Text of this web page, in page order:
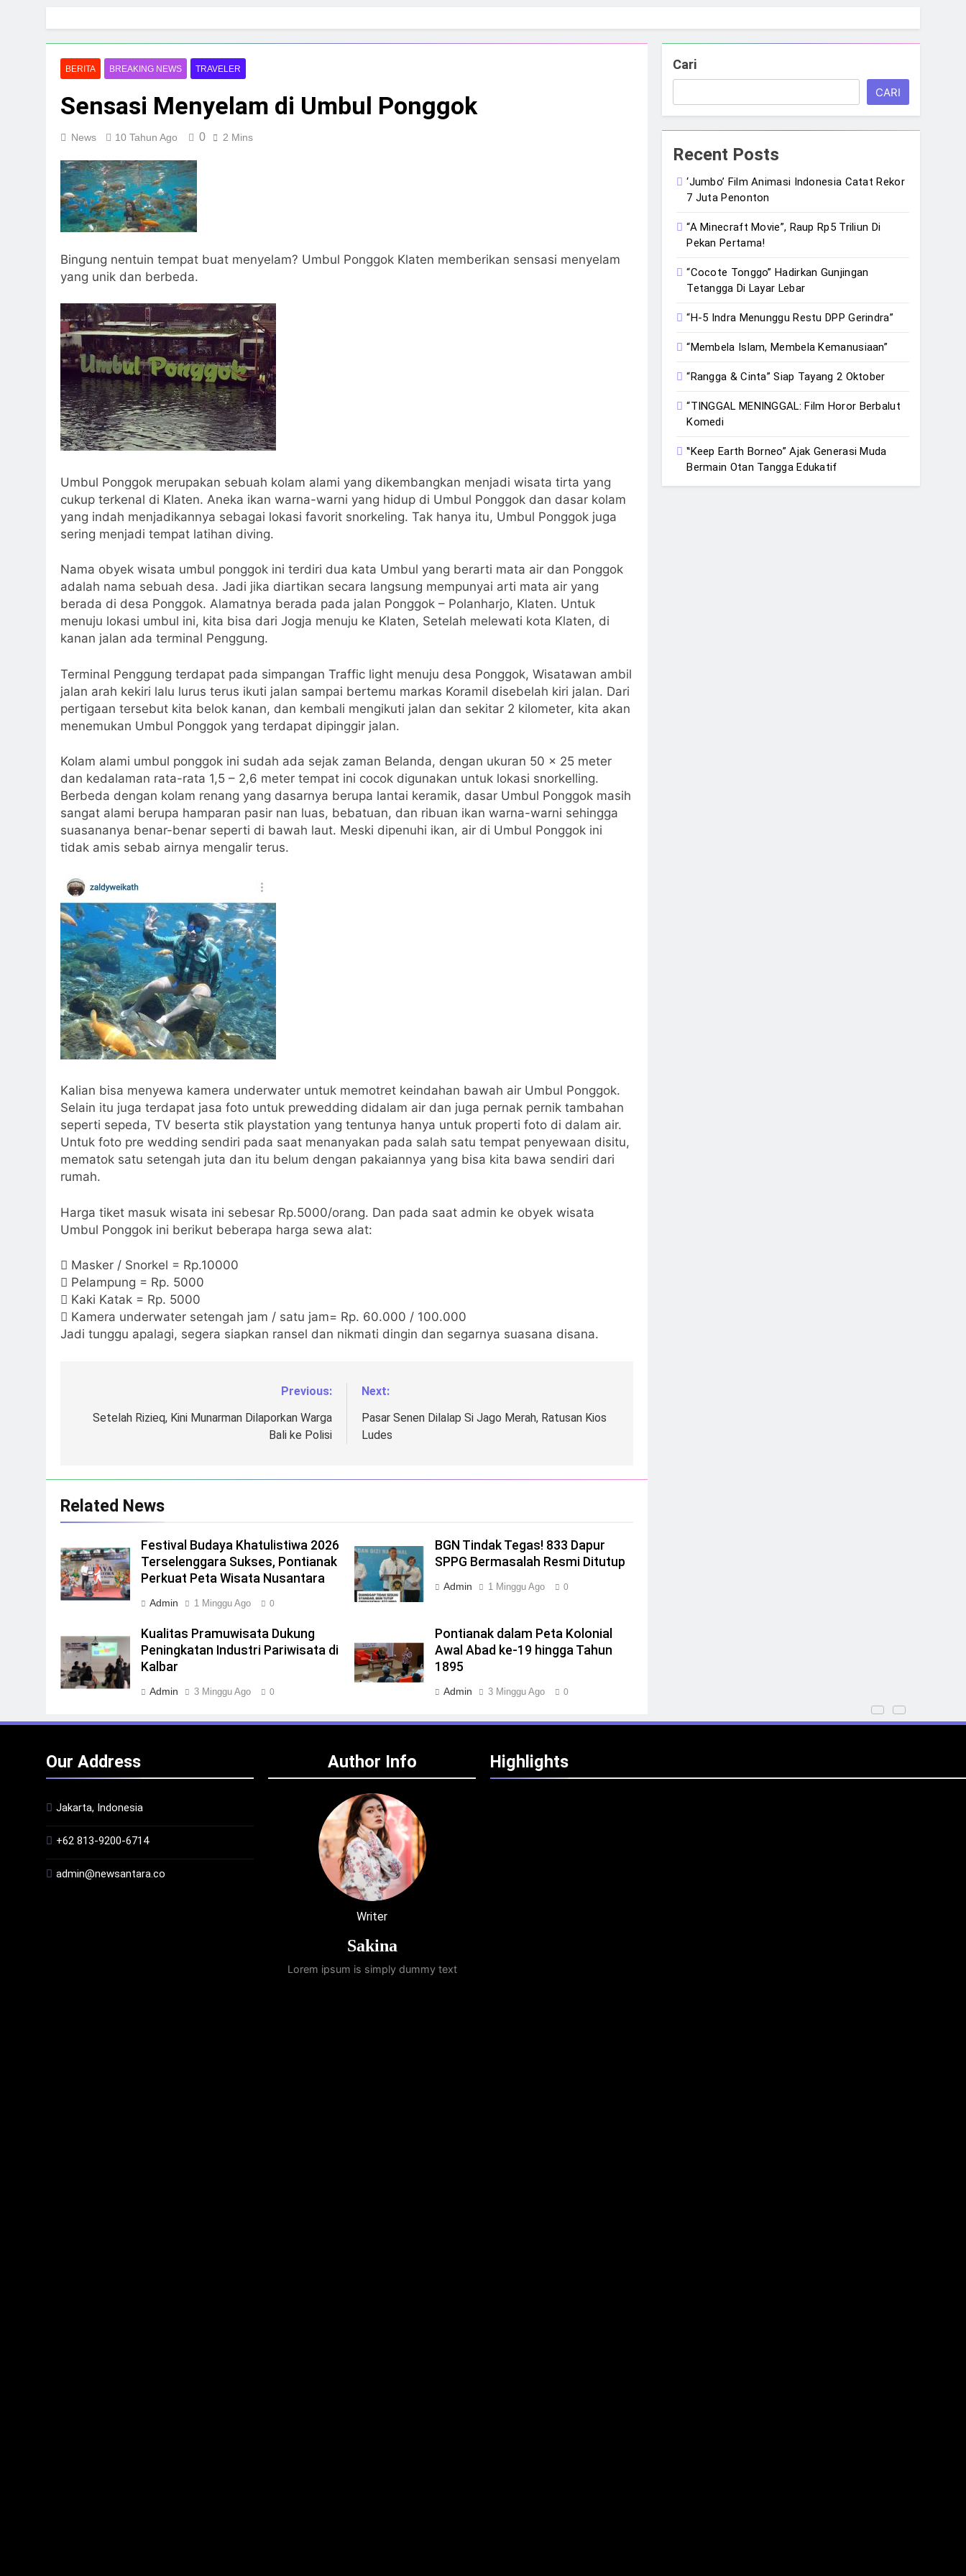
BERITA BREAKING NEWS TRAVELER
Sensasi Menyelam di Umbul Ponggok
News 10 Tahun Ago 0 2 Mins
Bingung nentuin tempat buat menyelam? Umbul Ponggok Klaten memberikan sensasi menyelam
yang unik dan berbeda.
Umbul Ponggok merupakan sebuah kolam alami yang dikembangkan menjadi wisata tirta yang
cukup terkenal di Klaten. Aneka ikan warna-warni yang hidup di Umbul Ponggok dan dasar kolam
yang indah menjadikannya sebagai lokasi favorit snorkeling. Tak hanya itu, Umbul Ponggok juga
sering menjadi tempat latihan diving.
Nama obyek wisata umbul ponggok ini terdiri dua kata Umbul yang berarti mata air dan Ponggok
adalah nama sebuah desa. Jadi jika diartikan secara langsung mempunyai arti mata air yang
berada di desa Ponggok. Alamatnya berada pada jalan Ponggok – Polanharjo, Klaten. Untuk
menuju lokasi umbul ini, kita bisa dari Jogja menuju ke Klaten, Setelah melewati kota Klaten, di
kanan jalan ada terminal Penggung.
Terminal Penggung terdapat pada simpangan Traffic light menuju desa Ponggok, Wisatawan ambil
jalan arah kekiri lalu lurus terus ikuti jalan sampai bertemu markas Koramil disebelah kiri jalan. Dari
pertigaan tersebut kita belok kanan, dan kembali mengikuti jalan dan sekitar 2 kilometer, kita akan
menemukan Umbul Ponggok yang terdapat dipinggir jalan.
Kolam alami umbul ponggok ini sudah ada sejak zaman Belanda, dengan ukuran 50 x 25 meter
dan kedalaman rata-rata 1,5 – 2,6 meter tempat ini cocok digunakan untuk lokasi snorkelling.
Berbeda dengan kolam renang yang dasarnya berupa lantai keramik, dasar Umbul Ponggok masih
sangat alami berupa hamparan pasir nan luas, bebatuan, dan ribuan ikan warna-warni sehingga
suasananya benar-benar seperti di bawah laut. Meski dipenuhi ikan, air di Umbul Ponggok ini
tidak amis sebab airnya mengalir terus.
Kalian bisa menyewa kamera underwater untuk memotret keindahan bawah air Umbul Ponggok.
Selain itu juga terdapat jasa foto untuk prewedding didalam air dan juga pernak pernik tambahan
seperti sepeda, TV beserta stik playstation yang tentunya hanya untuk properti foto di dalam air.
Untuk foto pre wedding sendiri pada saat menanyakan pada salah satu tempat penyewaan disitu,
mematok satu setengah juta dan itu belum dengan pakaiannya yang bisa kita bawa sendiri dari
rumah.
Harga tiket masuk wisata ini sebesar Rp.5000/orang. Dan pada saat admin ke obyek wisata
Umbul Ponggok ini berikut beberapa harga sewa alat:
 Masker / Snorkel = Rp.10000
 Pelampung = Rp. 5000
 Kaki Katak = Rp. 5000
 Kamera underwater setengah jam / satu jam= Rp. 60.000 / 100.000
Jadi tunggu apalagi, segera siapkan ransel dan nikmati dingin dan segarnya suasana disana.
pos
Previous:
Setelah Rizieq, Kini Munarman Dilaporkan Warga
Bali ke Polisi
Next:
Pasar Senen Dilalap Si Jago Merah, Ratusan Kios
Ludes
Related News
Festival Budaya Khatulistiwa 2026
Terselenggara Sukses, Pontianak
Perkuat Peta Wisata Nusantara
Admin 1 Minggu Ago 0
BGN Tindak Tegas! 833 Dapur
SPPG Bermasalah Resmi Ditutup
Admin 1 Minggu Ago 0
Kualitas Pramuwisata Dukung
Peningkatan Industri Pariwisata di
Kalbar
Admin 3 Minggu Ago 0
Pontianak dalam Peta Kolonial
Awal Abad ke-19 hingga Tahun
1895
Admin 3 Minggu Ago 0
Cari
CARI
Recent Posts
‘Jumbo’ Film Animasi Indonesia Catat Rekor
7 Juta Penonton
“A Minecraft Movie”, Raup Rp5 Triliun Di
Pekan Pertama!
“Cocote Tonggo” Hadirkan Gunjingan
Tetangga Di Layar Lebar
“H-5 Indra Menunggu Restu DPP Gerindra”
“Membela Islam, Membela Kemanusiaan”
“Rangga & Cinta” Siap Tayang 2 Oktober
“TINGGAL MENINGGAL: Film Horor Berbalut
Komedi
‟Keep Earth Borneo” Ajak Generasi Muda
Bermain Otan Tangga Edukatif
Our Address
Jakarta, Indonesia
+62 813-9200-6714
admin@newsantara.co
Author Info
Writer
Sakina
Lorem ipsum is simply dummy text
Highlights